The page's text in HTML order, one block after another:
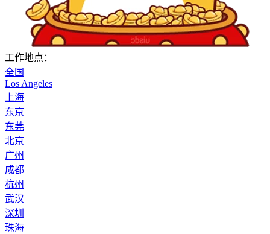
工作地点：
全国
Los Angeles
上海
东京
东莞
北京
广州
成都
杭州
武汉
深圳
珠海